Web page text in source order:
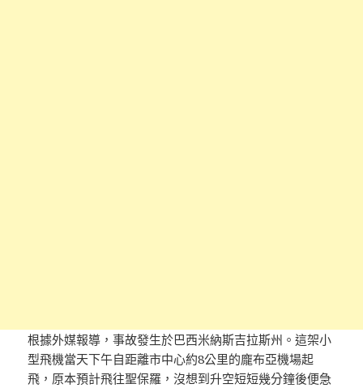
根據外媒報導，事故發生於巴西米納斯吉拉斯州。這架小
型飛機當天下午自距離市中心約8公里的龐布亞機場起
飛，原本預計飛往聖保羅，沒想到升空短短幾分鐘後便急